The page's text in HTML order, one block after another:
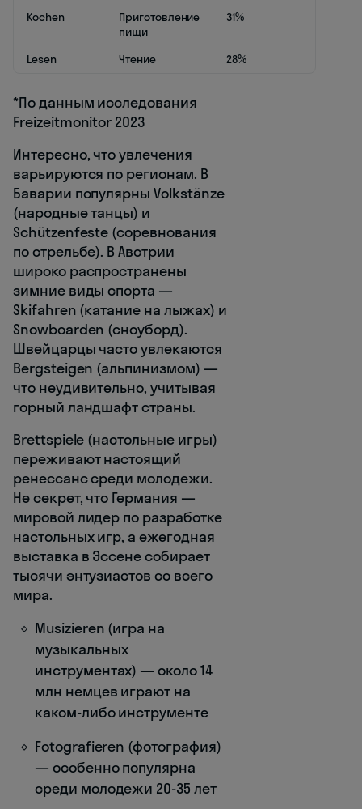
Kochen
Приготовление
пищи
31%
Lesen Чтение 28%
*По данным исследования
Freizeitmonitor 2023
Интересно, что увлечения
варьируются по регионам. В
Баварии популярны Volkstänze
(народные танцы) и
Schützenfeste (соревнования
по стрельбе). В Австрии
широко распространены
зимние виды спорта —
Skifahren (катание на лыжах) и
Snowboarden (сноуборд).
Швейцарцы часто увлекаются
Bergsteigen (альпинизмом) —
что неудивительно, учитывая
горный ландшафт страны.
Brettspiele (настольные игры)
переживают настоящий
ренессанс среди молодежи.
Не секрет, что Германия —
мировой лидер по разработке
настольных игр, а ежегодная
выставка в Эссене собирает
тысячи энтузиастов со всего
мира.
Musizieren (игра на
музыкальных
инструментах) — около 14
млн немцев играют на
каком-либо инструменте
Fotografieren (фотография)
— особенно популярна
среди молодежи 20-35 лет